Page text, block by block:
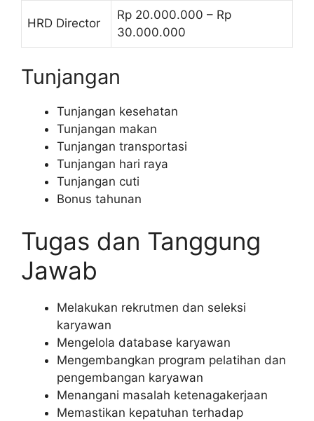
HRD Director
Rp 20.000.000 – Rp
30.000.000
Tunjangan
Tunjangan kesehatan
Tunjangan makan
Tunjangan transportasi
Tunjangan hari raya
Tunjangan cuti
Bonus tahunan
Tugas dan Tanggung
Jawab
Melakukan rekrutmen dan seleksi
karyawan
Mengelola database karyawan
Mengembangkan program pelatihan dan
pengembangan karyawan
Menangani masalah ketenagakerjaan
Memastikan kepatuhan terhadap